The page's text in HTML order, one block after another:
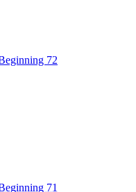
72
71